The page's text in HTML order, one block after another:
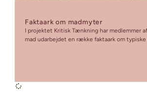
Faktaark om madmyter
I projektet Kritisk Tænkning har medlemmer
mad udarbejdet en række faktaark om typiske